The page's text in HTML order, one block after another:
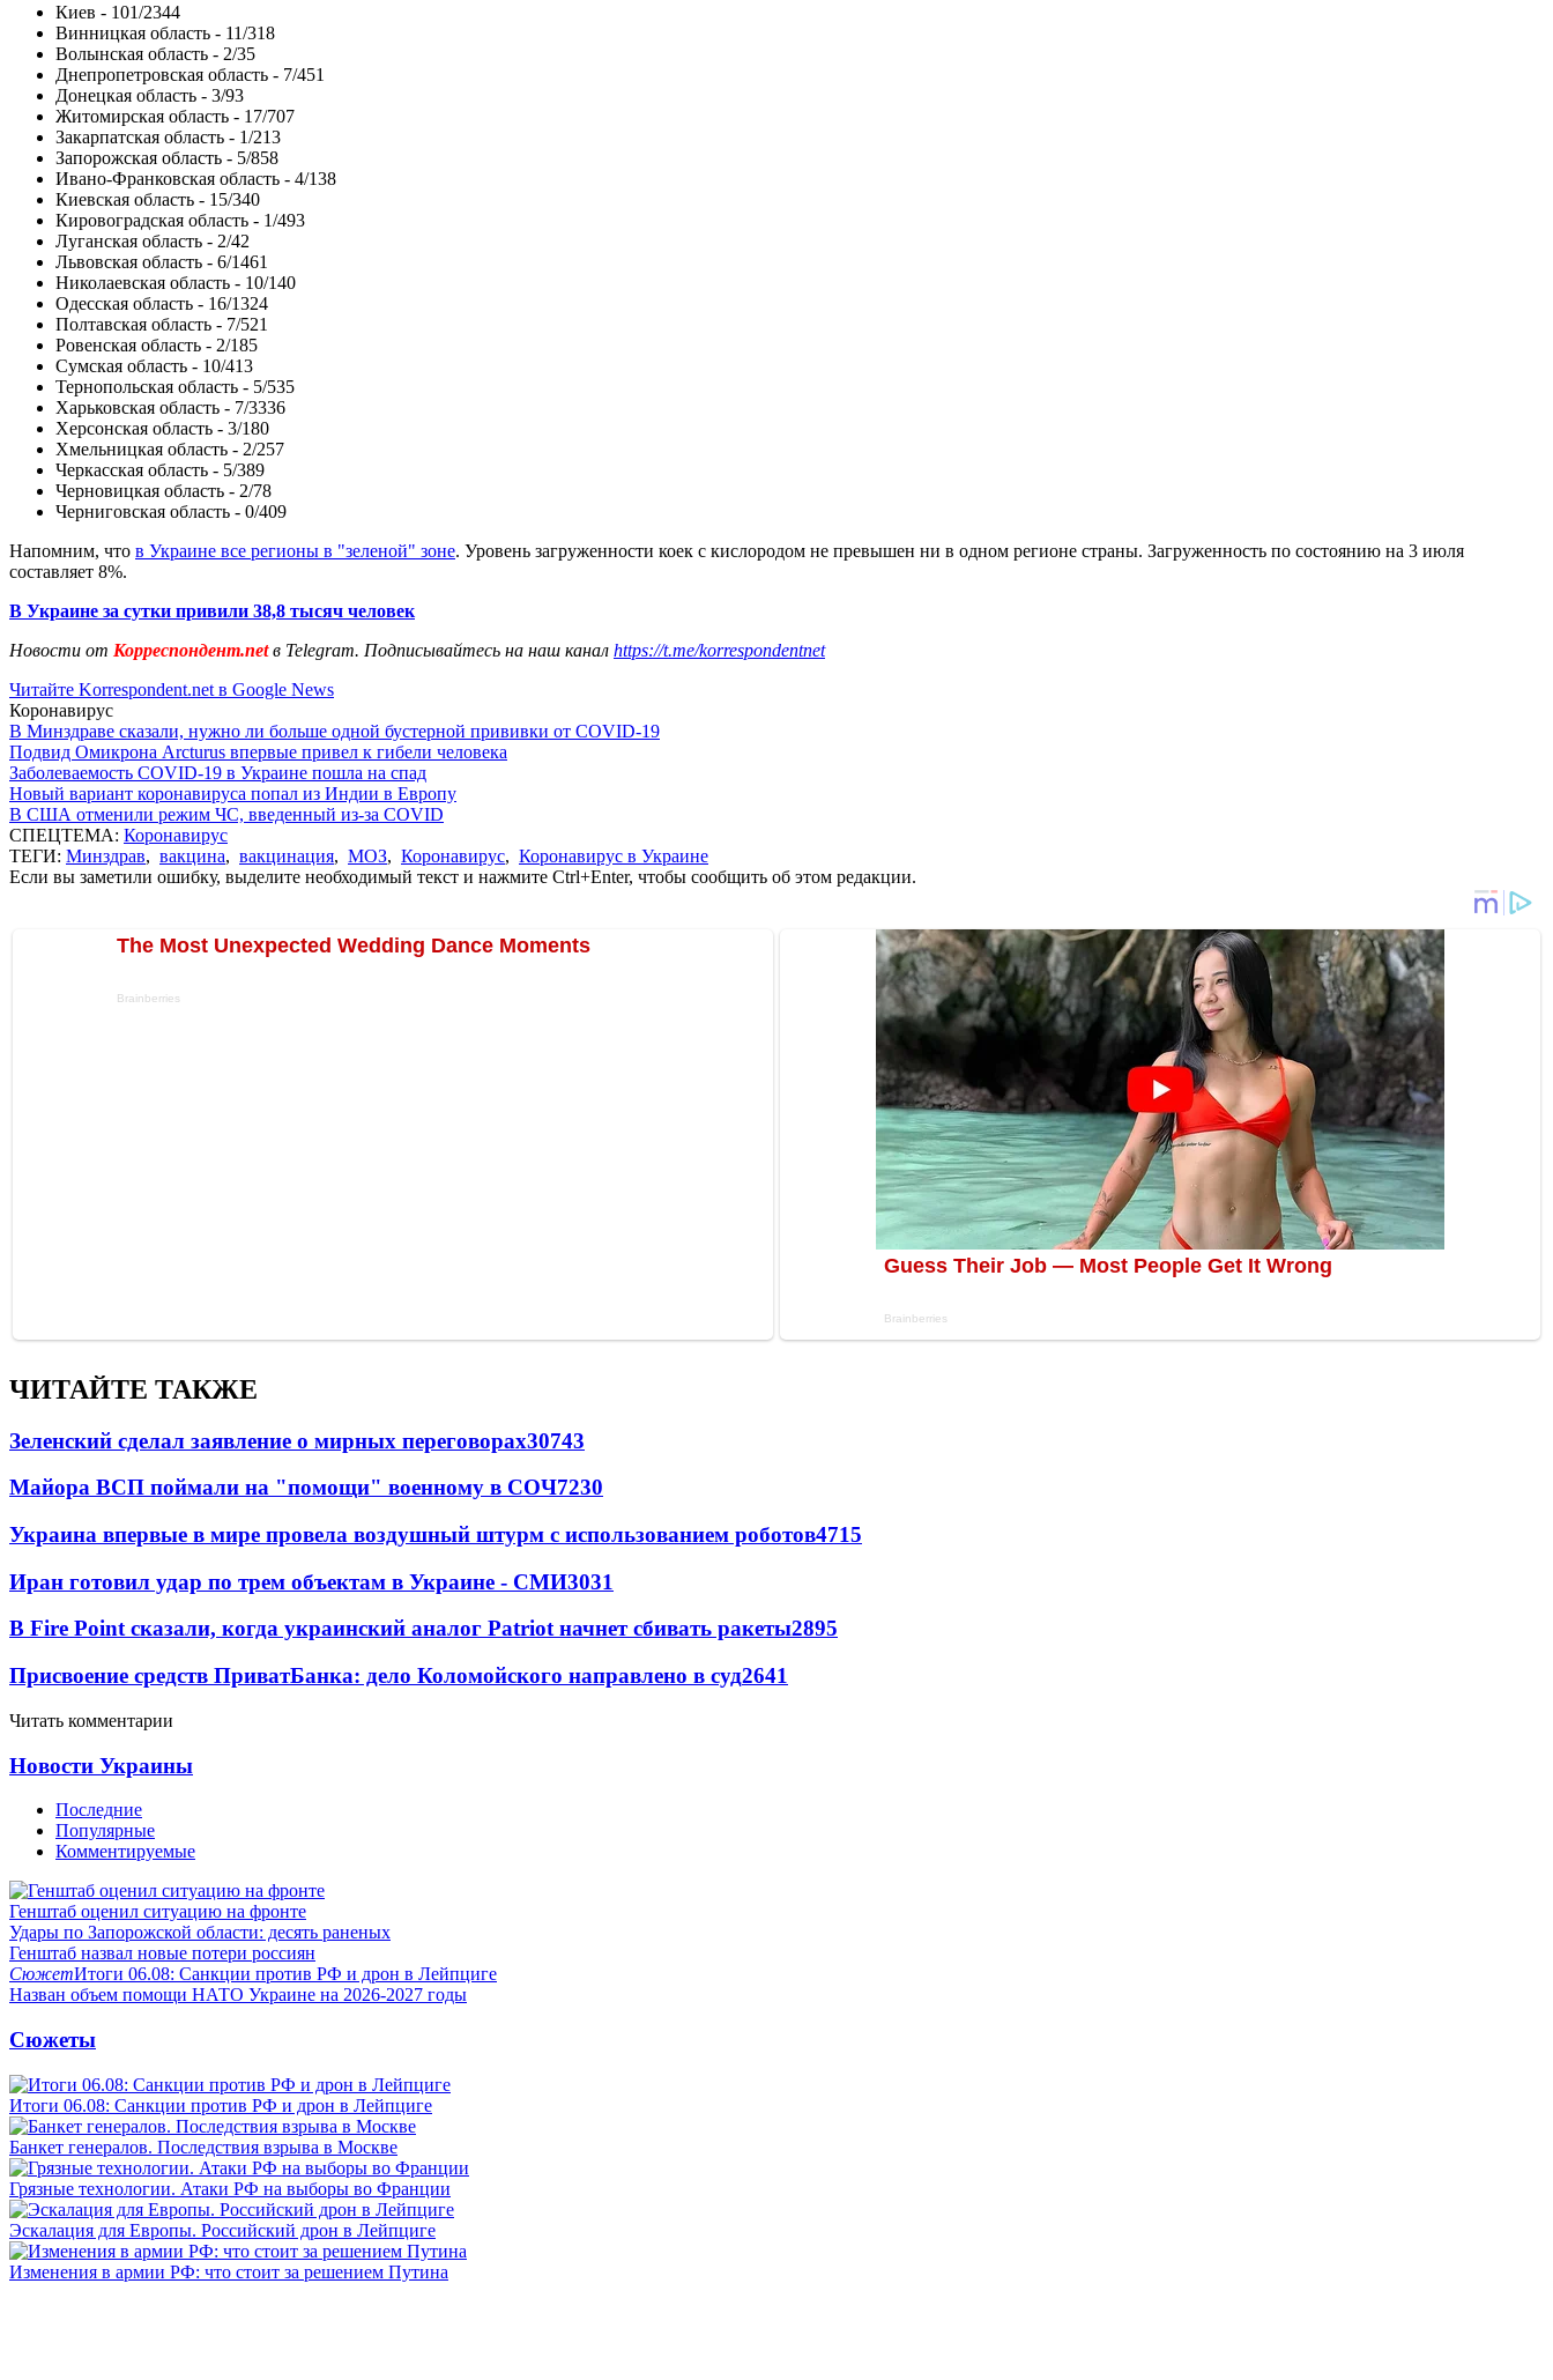
Киев - 101/2344
Винницкая область - 11/318
Волынская область - 2/35
Днепропетровская область - 7/451
Донецкая область - 3/93
Житомирская область - 17/707
Закарпатская область - 1/213
Запорожская область - 5/858
Ивано-Франковская область - 4/138
Киевская область - 15/340
Кировоградская область - 1/493
Луганская область - 2/42
Львовская область - 6/1461
Николаевская область - 10/140
Одесская область - 16/1324
Полтавская область - 7/521
Ровенская область - 2/185
Сумская область - 10/413
Тернопольская область - 5/535
Харьковская область - 7/3336
Херсонская область - 3/180
Хмельницкая область - 2/257
Черкасская область - 5/389
Черновицкая область - 2/78
Черниговская область - 0/409
Напомним, что в Украине все регионы в "зеленой" зоне. Уровень загруженности коек с кислородом не превышен ни в одном регионе страны. Загруженность по состоянию на 3 июля
составляет 8%.
В Украине за сутки привили 38,8 тысяч человек
Новости от Корреспондент.netв Telegram. Подписывайтесь на наш канал https://t.me/korrespondentnet
Читайте Korrespondent.net в Google News
Коронавирус
В Минздраве сказали, нужно ли больше одной бустерной прививки от COVID-19
Подвид Омикрона Arcturus впервые привел к гибели человека
Заболеваемость COVID-19 в Украине пошла на спад
Новый вариант коронавируса попал из Индии в Европу
В США отменили режим ЧС, введенный из-за COVID
СПЕЦТЕМА: Коронавирус
ТЕГИ: Минздрав, вакцина, вакцинация, МОЗ, Коронавирус, Коронавирус в Украине
Если вы заметили ошибку, выделите необходимый текст и нажмите Ctrl+Enter, чтобы сообщить об этом редакции.
ЧИТАЙТЕ ТАКЖЕ
Зеленский сделал заявление о мирных переговорах30743
Майора ВСП поймали на "помощи" военному в СОЧ7230
Украина впервые в мире провела воздушный штурм с использованием роботов4715
Иран готовил удар по трем объектам в Украине - СМИ3031
В Fire Point сказали, когда украинский аналог Patriot начнет сбивать ракеты2895
Присвоение средств ПриватБанка: дело Коломойского направлено в суд2641
Читать комментарии
Новости Украины
Последние
Популярные
Комментируемые
Генштаб оценил ситуацию на фронте
Удары по Запорожской области: десять раненых
Генштаб назвал новые потери россиян
СюжетИтоги 06.08: Санкции против РФ и дрон в Лейпциге
Назван объем помощи НАТО Украине на 2026-2027 годы
Сюжеты
Итоги 06.08: Санкции против РФ и дрон в Лейпциге
Банкет генералов. Последствия взрыва в Москве
Грязные технологии. Атаки РФ на выборы во Франции
Эскалация для Европы. Российский дрон в Лейпциге
Изменения в армии РФ: что стоит за решением Путина